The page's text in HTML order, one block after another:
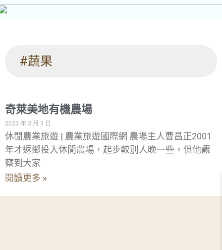
#蔬果
奇萊美地有機農場
2023 年 3 月 3 日
休閒農業旅遊 | 農業旅遊國際網 農場主人曹昌正2001
年才返鄉投入休閒農場，起步較別人晚一些，但他觀
察到大家
閱讀更多 »